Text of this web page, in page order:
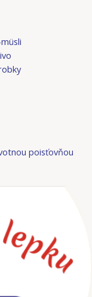
poisťovňou